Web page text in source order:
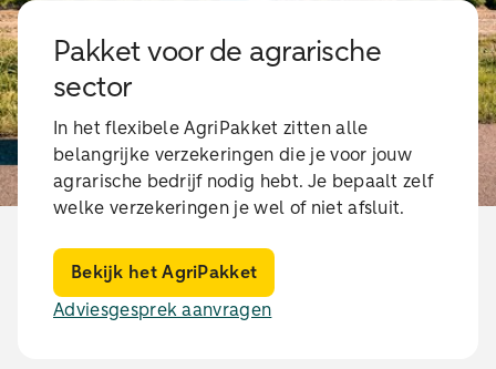
Pakket voor de agrarische
sector
In het flexibele AgriPakket zitten alle
belangrijke verzekeringen die je voor jouw
agrarische bedrijf nodig hebt. Je bepaalt zelf
welke verzekeringen je wel of niet afsluit.
Bekijk het AgriPakket
Adviesgesprek aanvragen